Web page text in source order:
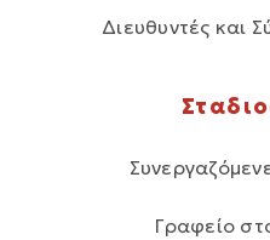
Διευθυντές και
Γραφείο